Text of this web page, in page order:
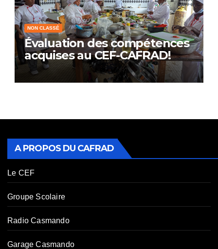
NON CLASSÉ
Évaluation des compétences
acquises au CEF-CAFRAD!
A PROPOS DU CAFRAD
Le CEF
Groupe Scolaire
Radio Casmando
Garage Casmando